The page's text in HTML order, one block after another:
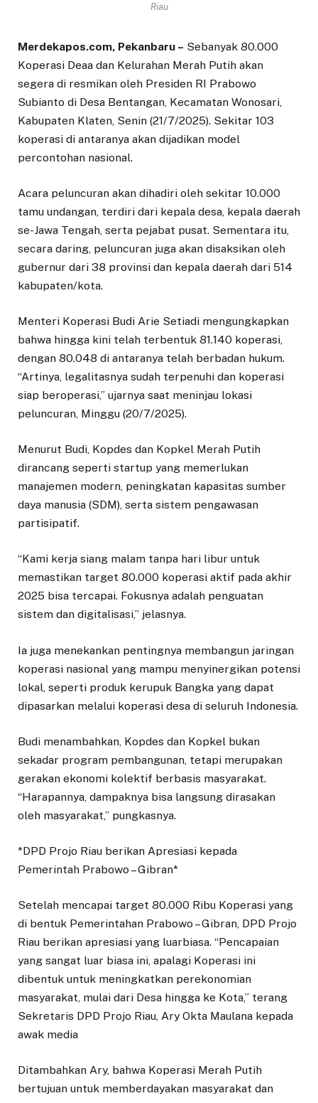
Riau
Merdekapos.com, Pekanbaru – Sebanyak 80.000
Koperasi Deaa dan Kelurahan Merah Putih akan
segera di resmikan oleh Presiden RI Prabowo
Subianto di Desa Bentangan, Kecamatan Wonosari,
Kabupaten Klaten, Senin (21/7/2025). Sekitar 103
koperasi di antaranya akan dijadikan model
percontohan nasional.
Acara peluncuran akan dihadiri oleh sekitar 10.000
tamu undangan, terdiri dari kepala desa, kepala daerah
se-Jawa Tengah, serta pejabat pusat. Sementara itu,
secara daring, peluncuran juga akan disaksikan oleh
gubernur dari 38 provinsi dan kepala daerah dari 514
kabupaten/kota.
Menteri Koperasi Budi Arie Setiadi mengungkapkan
bahwa hingga kini telah terbentuk 81.140 koperasi,
dengan 80.048 di antaranya telah berbadan hukum.
“Artinya, legalitasnya sudah terpenuhi dan koperasi
siap beroperasi,” ujarnya saat meninjau lokasi
peluncuran, Minggu (20/7/2025).
Menurut Budi, Kopdes dan Kopkel Merah Putih
dirancang seperti startup yang memerlukan
manajemen modern, peningkatan kapasitas sumber
daya manusia (SDM), serta sistem pengawasan
partisipatif.
“Kami kerja siang malam tanpa hari libur untuk
memastikan target 80.000 koperasi aktif pada akhir
2025 bisa tercapai. Fokusnya adalah penguatan
sistem dan digitalisasi,” jelasnya.
Ia juga menekankan pentingnya membangun jaringan
koperasi nasional yang mampu menyinergikan potensi
lokal, seperti produk kerupuk Bangka yang dapat
dipasarkan melalui koperasi desa di seluruh Indonesia.
Budi menambahkan, Kopdes dan Kopkel bukan
sekadar program pembangunan, tetapi merupakan
gerakan ekonomi kolektif berbasis masyarakat.
“Harapannya, dampaknya bisa langsung dirasakan
oleh masyarakat,” pungkasnya.
*DPD Projo Riau berikan Apresiasi kepada
Pemerintah Prabowo – Gibran*
Setelah mencapai target 80.000 Ribu Koperasi yang
di bentuk Pemerintahan Prabowo – Gibran, DPD Projo
Riau berikan apresiasi yang luarbiasa. “Pencapaian
yang sangat luar biasa ini, apalagi Koperasi ini
dibentuk untuk meningkatkan perekonomian
masyarakat, mulai dari Desa hingga ke Kota,” terang
Sekretaris DPD Projo Riau, Ary Okta Maulana kepada
awak media
Ditambahkan Ary, bahwa Koperasi Merah Putih
bertujuan untuk memberdayakan masyarakat dan